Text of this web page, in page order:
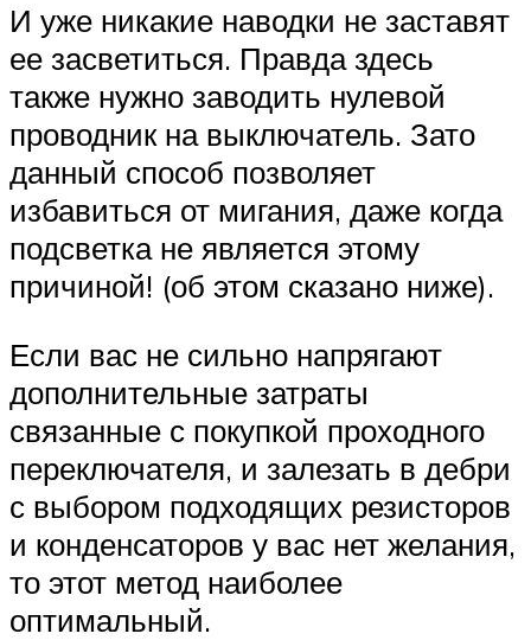
И уже никакие наводки не заставят
ее засветиться. Правда здесь
также нужно заводить нулевой
проводник на выключатель. Зато
данный способ позволяет
избавиться от мигания, даже когда
подсветка не является этому
причиной! (об этом сказано ниже).
Если вас не сильно напрягают
дополнительные затраты
связанные с покупкой проходного
переключателя, и залезать в дебри
с выбором подходящих резисторов
и конденсаторов у вас нет желания,
то этот метод наиболее
оптимальный.